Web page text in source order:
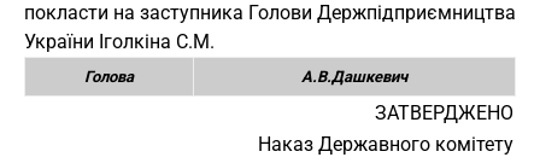
покласти на заступника Голови Держпідприємництва
України Іголкіна С.М.
Голова А.В.Дашкевич
ЗАТВЕРДЖЕНО
Наказ Державного комітету